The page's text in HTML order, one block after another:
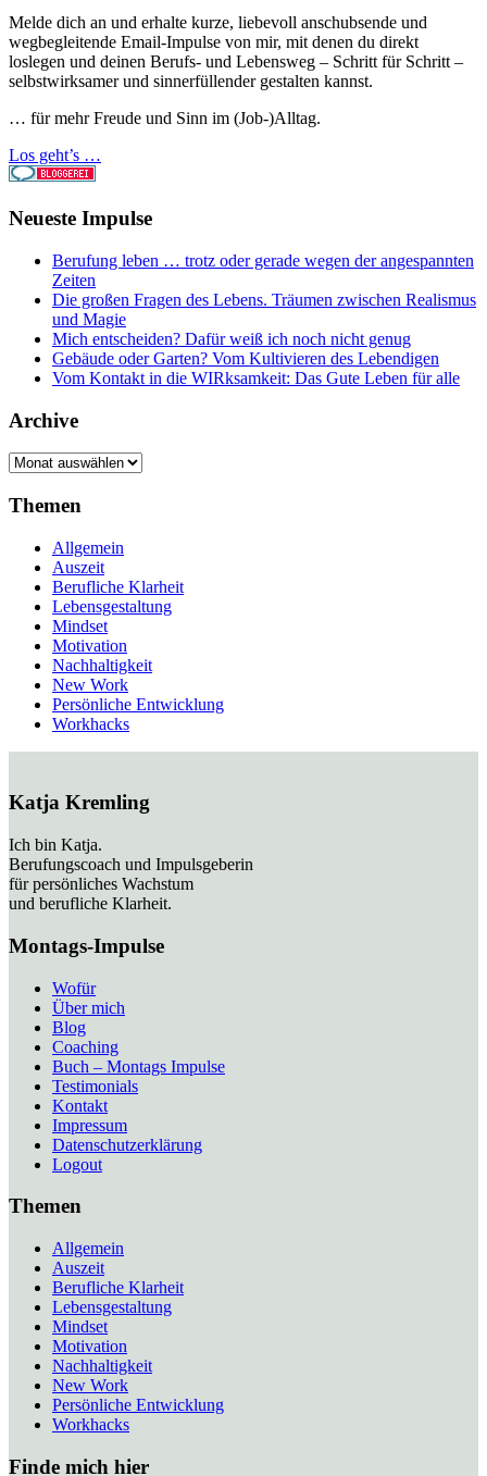
Melde dich an und erhalte kurze, liebevoll anschubsende und
wegbegleitende Email-Impulse von mir, mit denen du direkt
loslegen und deinen Berufs- und Lebensweg – Schritt für Schritt –
selbstwirksamer und sinnerfüllender gestalten kannst.
… für mehr Freude und Sinn im (Job-)Alltag.
Los geht’s …
Neueste Impulse
Berufung leben … trotz oder gerade wegen der angespannten
Zeiten
Die großen Fragen des Lebens. Träumen zwischen Realismus
und Magie
Mich entscheiden? Dafür weiß ich noch nicht genug
Gebäude oder Garten? Vom Kultivieren des Lebendigen
Vom Kontakt in die WIRksamkeit: Das Gute Leben für alle
Archive
Archive
Themen
Allgemein
Auszeit
Berufliche Klarheit
Lebensgestaltung
Mindset
Motivation
Nachhaltigkeit
New Work
Persönliche Entwicklung
Workhacks
Katja Kremling
Ich bin Katja.
Berufungscoach und Impulsgeberin
für persönliches Wachstum
und berufliche Klarheit.
Montags-Impulse
Wofür
Über mich
Blog
Coaching
Buch – Montags Impulse
Testimonials
Kontakt
Impressum
Datenschutzerklärung
Logout
Themen
Allgemein
Auszeit
Berufliche Klarheit
Lebensgestaltung
Mindset
Motivation
Nachhaltigkeit
New Work
Persönliche Entwicklung
Workhacks
Finde mich hier